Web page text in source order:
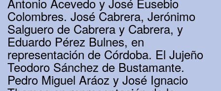
Colombres. José Cabrera, Jerónimo
Salguero de Cabrera y Cabrera, y
Eduardo Pérez Bulnes, en
representación de Córdoba. El Jujeño
Teodoro Sánchez de Bustamante.
Pedro Miguel Aráoz y José Ignacio